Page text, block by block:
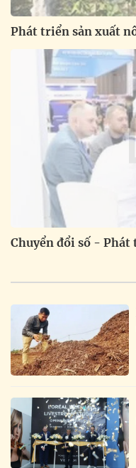
Phát triển sản xuất
Chuyển đổi số -